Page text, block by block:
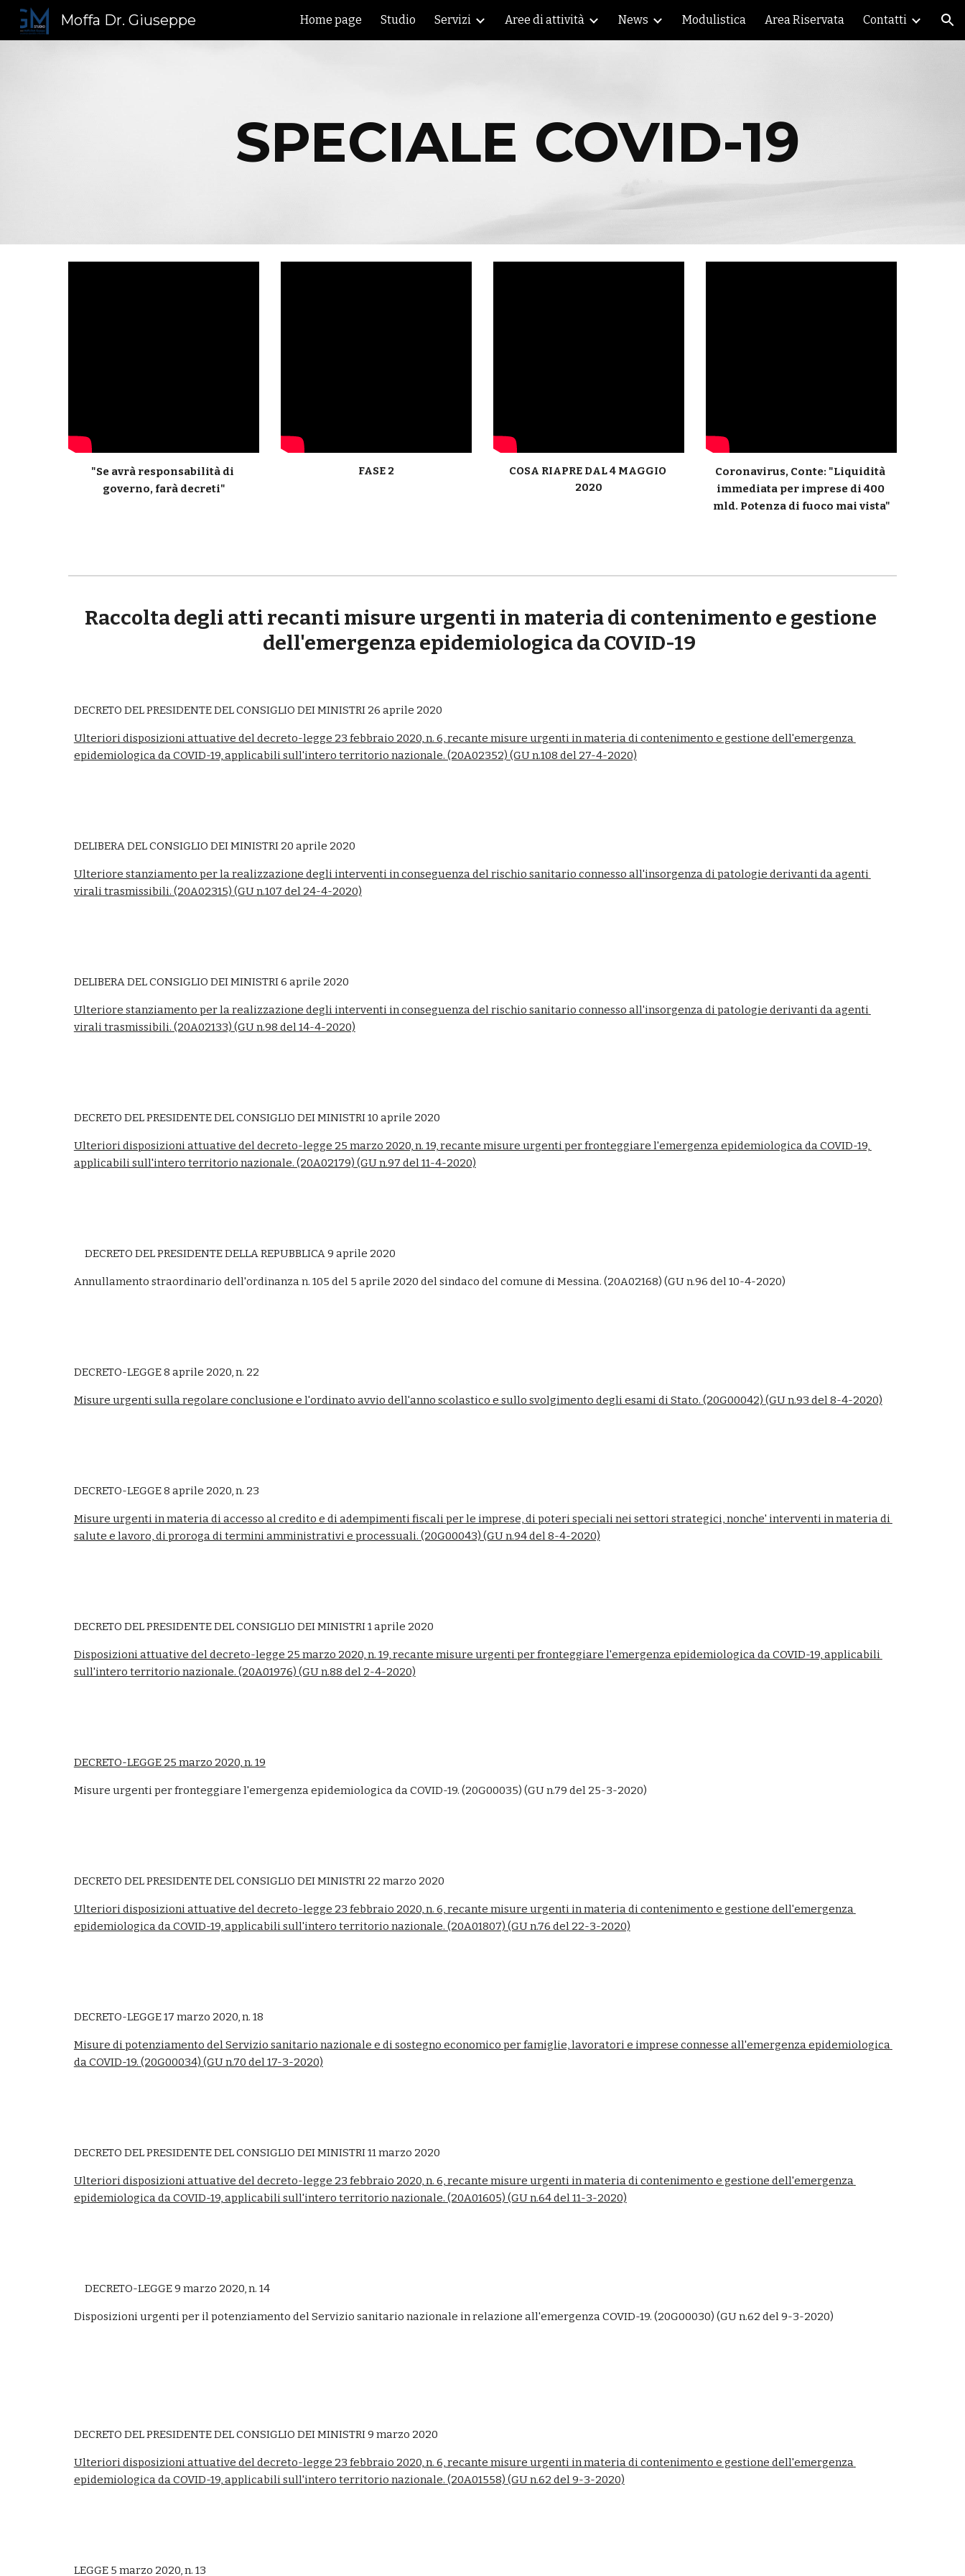
Skip to main content Skip to navigation
Moffa Dr. Giuseppe Home page Studio Servizi Aree di attività News Modulistica Area Riservata Contatti
SPECIALE COVID-19
"Se avrà responsabilità di
governo, farà decreti"
FASE 2
COSA RIAPRE DAL 4 MAGGIO
2020
Coronavirus, Conte: "Liquidità
immediata per imprese di 400
mld. Potenza di fuoco mai vista"
Raccolta degli atti recanti misure urgenti in materia di contenimento e gestione
dell'emergenza epidemiologica da COVID-19
DECRETO DEL PRESIDENTE DEL CONSIGLIO DEI MINISTRI 26 aprile 2020
Ulteriori disposizioni attuative del decreto-legge 23 febbraio 2020, n. 6, recante misure urgenti in materia di contenimento e gestione dell'emergenza
epidemiologica da COVID-19, applicabili sull'intero territorio nazionale. (20A02352) (GU n.108 del 27-4-2020)
DELIBERA DEL CONSIGLIO DEI MINISTRI 20 aprile 2020
Ulteriore stanziamento per la realizzazione degli interventi in conseguenza del rischio sanitario connesso all'insorgenza di patologie derivanti da agenti
virali trasmissibili. (20A02315) (GU n.107 del 24-4-2020)
DELIBERA DEL CONSIGLIO DEI MINISTRI 6 aprile 2020
Ulteriore stanziamento per la realizzazione degli interventi in conseguenza del rischio sanitario connesso all'insorgenza di patologie derivanti da agenti
virali trasmissibili. (20A02133) (GU n.98 del 14-4-2020)
DECRETO DEL PRESIDENTE DEL CONSIGLIO DEI MINISTRI 10 aprile 2020
Ulteriori disposizioni attuative del decreto-legge 25 marzo 2020, n. 19, recante misure urgenti per fronteggiare l'emergenza epidemiologica da COVID-19,
applicabili sull'intero territorio nazionale. (20A02179) (GU n.97 del 11-4-2020)
DECRETO DEL PRESIDENTE DELLA REPUBBLICA 9 aprile 2020
Annullamento straordinario dell'ordinanza n. 105 del 5 aprile 2020 del sindaco del comune di Messina. (20A02168) (GU n.96 del 10-4-2020)
DECRETO-LEGGE 8 aprile 2020, n. 22
Misure urgenti sulla regolare conclusione e l'ordinato avvio dell'anno scolastico e sullo svolgimento degli esami di Stato. (20G00042) (GU n.93 del 8-4-2020)
DECRETO-LEGGE 8 aprile 2020, n. 23
Misure urgenti in materia di accesso al credito e di adempimenti fiscali per le imprese, di poteri speciali nei settori strategici, nonche' interventi in materia di
salute e lavoro, di proroga di termini amministrativi e processuali. (20G00043) (GU n.94 del 8-4-2020)
DECRETO DEL PRESIDENTE DEL CONSIGLIO DEI MINISTRI 1 aprile 2020
Disposizioni attuative del decreto-legge 25 marzo 2020, n. 19, recante misure urgenti per fronteggiare l'emergenza epidemiologica da COVID-19, applicabili
sull'intero territorio nazionale. (20A01976) (GU n.88 del 2-4-2020)
DECRETO-LEGGE 25 marzo 2020, n. 19
Misure urgenti per fronteggiare l'emergenza epidemiologica da COVID-19. (20G00035) (GU n.79 del 25-3-2020)
DECRETO DEL PRESIDENTE DEL CONSIGLIO DEI MINISTRI 22 marzo 2020
Ulteriori disposizioni attuative del decreto-legge 23 febbraio 2020, n. 6, recante misure urgenti in materia di contenimento e gestione dell'emergenza
epidemiologica da COVID-19, applicabili sull'intero territorio nazionale. (20A01807) (GU n.76 del 22-3-2020)
DECRETO-LEGGE 17 marzo 2020, n. 18
Misure di potenziamento del Servizio sanitario nazionale e di sostegno economico per famiglie, lavoratori e imprese connesse all'emergenza epidemiologica
da COVID-19. (20G00034) (GU n.70 del 17-3-2020)
DECRETO DEL PRESIDENTE DEL CONSIGLIO DEI MINISTRI 11 marzo 2020
Ulteriori disposizioni attuative del decreto-legge 23 febbraio 2020, n. 6, recante misure urgenti in materia di contenimento e gestione dell'emergenza
epidemiologica da COVID-19, applicabili sull'intero territorio nazionale. (20A01605) (GU n.64 del 11-3-2020)
DECRETO-LEGGE 9 marzo 2020, n. 14
Disposizioni urgenti per il potenziamento del Servizio sanitario nazionale in relazione all'emergenza COVID-19. (20G00030) (GU n.62 del 9-3-2020)
DECRETO DEL PRESIDENTE DEL CONSIGLIO DEI MINISTRI 9 marzo 2020
Ulteriori disposizioni attuative del decreto-legge 23 febbraio 2020, n. 6, recante misure urgenti in materia di contenimento e gestione dell'emergenza
epidemiologica da COVID-19, applicabili sull'intero territorio nazionale. (20A01558) (GU n.62 del 9-3-2020)
LEGGE 5 marzo 2020, n. 13